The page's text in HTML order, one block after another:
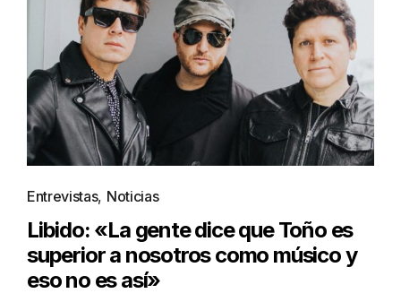
Entrevistas, Noticias
Libido: «La gente dice que Toño es
superior a nosotros como músico y
eso no es así»